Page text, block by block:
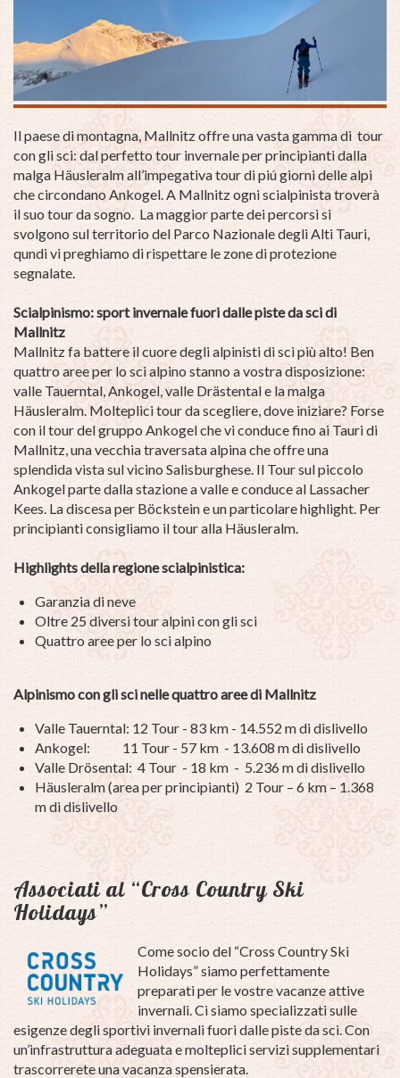
Il paese di montagna, Mallnitz offre una vasta gamma di tour
con gli sci: dal perfetto tour invernale per principianti dalla
malga Häusleralm all’impegativa tour di piú giorni delle alpi
che circondano Ankogel. A Mallnitz ogni scialpinista troverà
il suo tour da sogno. La maggior parte dei percorsi si
svolgono sul territorio del Parco Nazionale degli Alti Tauri,
qundi vi preghiamo di rispettare le zone di protezione
segnalate.
Scialpinismo: sport invernale fuori dalle piste da sci di
Mallnitz
Mallnitz fa battere il cuore degli alpinisti di sci più alto! Ben
quattro aree per lo sci alpino stanno a vostra disposizione:
valle Tauerntal, Ankogel, valle Drästental e la malga
Häusleralm. Molteplici tour da scegliere, dove iniziare? Forse
con il tour del gruppo Ankogel che vi conduce fino ai Tauri di
Mallnitz, una vecchia traversata alpina che offre una
splendida vista sul vicino Salisburghese. Il Tour sul piccolo
Ankogel parte dalla stazione a valle e conduce al Lassacher
Kees. La discesa per Böckstein e un particolare highlight. Per
principianti consigliamo il tour alla Häusleralm.
Highlights della regione scialpinistica:
Garanzia di neve
Oltre 25 diversi tour alpini con gli sci
Quattro aree per lo sci alpino
Alpinismo con gli sci nelle quattro aree di Mallnitz
Valle Tauerntal: 12 Tour - 83 km - 14.552 m di dislivello
Ankogel: 11 Tour - 57 km - 13.608 m di dislivello
Valle Drösental: 4 Tour - 18 km - 5.236 m di dislivello
Häusleralm (area per principianti) 2 Tour – 6 km – 1.368
m di dislivello
Associati al “Cross Country Ski
Holidays”
Come socio del “Cross Country Ski
Holidays” siamo perfettamente
preparati per le vostre vacanze attive
invernali. Ci siamo specializzati sulle
esigenze degli sportivi invernali fuori dalle piste da sci. Con
un’infrastruttura adeguata e molteplici servizi supplementari
trascorrerete una vacanza spensierata.